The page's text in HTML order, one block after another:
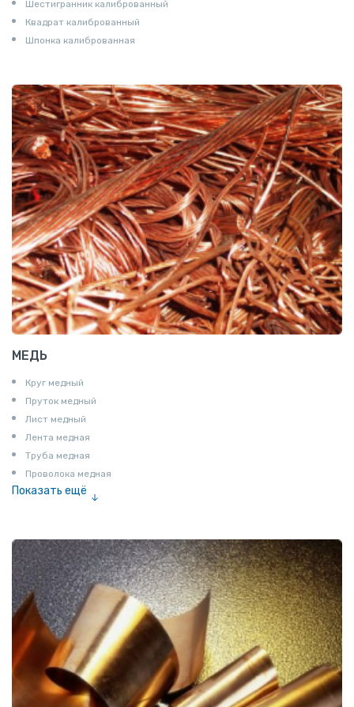
Шестигранник калиброванный
Квадрат калиброванный
Шпонка калиброванная
МЕДЬ
Круг медный
Пруток медный
Лист медный
Лента медная
Труба медная
Проволока медная
Показать ещё